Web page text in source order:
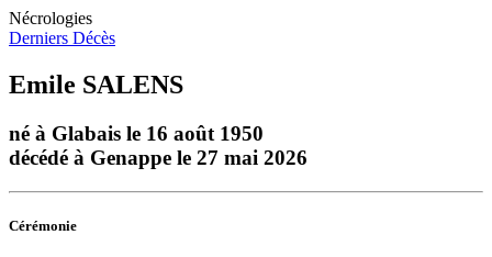
Nécrologies
Derniers Décès
Emile SALENS
né à Glabais le 16 août 1950
décédé à Genappe le 27 mai 2026
Cérémonie